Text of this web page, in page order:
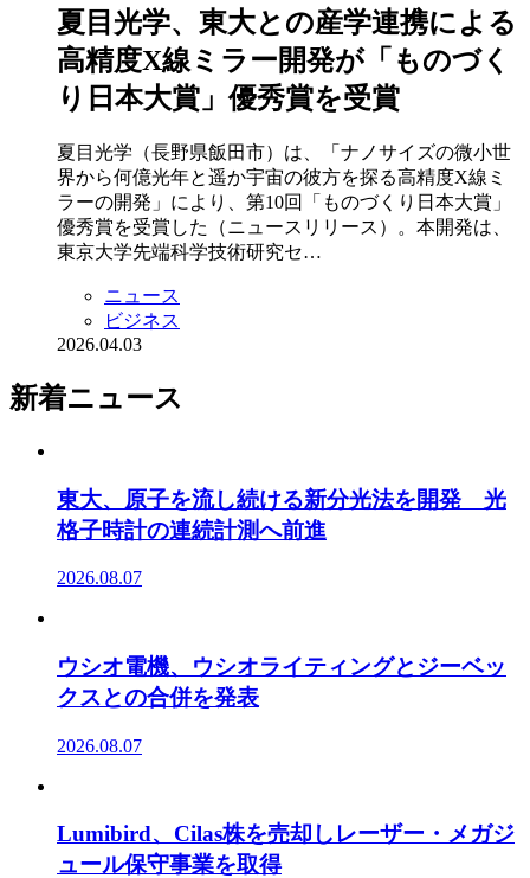
夏目光学、東大との産学連携による
高精度X線ミラー開発が「ものづく
り日本大賞」優秀賞を受賞
夏目光学（長野県飯田市）は、「ナノサイズの微小世
界から何億光年と遥か宇宙の彼方を探る高精度X線ミ
ラーの開発」により、第10回「ものづくり日本大賞」
優秀賞を受賞した（ニュースリリース）。本開発は、
東京大学先端科学技術研究セ…
ニュース
ビジネス
2026.04.03
新着ニュース
東大、原子を流し続ける新分光法を開発 光
格子時計の連続計測へ前進
2026.08.07
ウシオ電機、ウシオライティングとジーベッ
クスとの合併を発表
2026.08.07
Lumibird、Cilas株を売却しレーザー・メガジ
ュール保守事業を取得